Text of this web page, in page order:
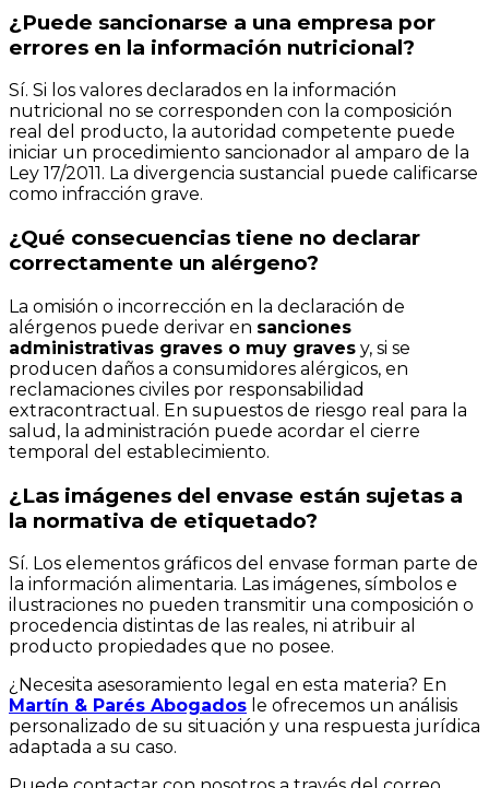
¿Puede sancionarse a una empresa por
errores en la información nutricional?
Sí. Si los valores declarados en la información
nutricional no se corresponden con la composición
real del producto, la autoridad competente puede
iniciar un procedimiento sancionador al amparo de la
Ley 17/2011. La divergencia sustancial puede calificarse
como infracción grave.
¿Qué consecuencias tiene no declarar
correctamente un alérgeno?
La omisión o incorrección en la declaración de
alérgenos puede derivar en sanciones
administrativas graves o muy graves y, si se
producen daños a consumidores alérgicos, en
reclamaciones civiles por responsabilidad
extracontractual. En supuestos de riesgo real para la
salud, la administración puede acordar el cierre
temporal del establecimiento.
¿Las imágenes del envase están sujetas a
la normativa de etiquetado?
Sí. Los elementos gráficos del envase forman parte de
la información alimentaria. Las imágenes, símbolos e
ilustraciones no pueden transmitir una composición o
procedencia distintas de las reales, ni atribuir al
producto propiedades que no posee.
¿Necesita asesoramiento legal en esta materia? En
Martín & Parés Abogados le ofrecemos un análisis
personalizado de su situación y una respuesta jurídica
adaptada a su caso.